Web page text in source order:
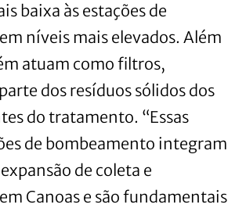
baixa às estações de
níveis mais elevados. Além
atuam como filtros,
dos resíduos sólidos dos
do tratamento. “Essas
de bombeamento integram
de coleta e
Canoas e são fundamentais